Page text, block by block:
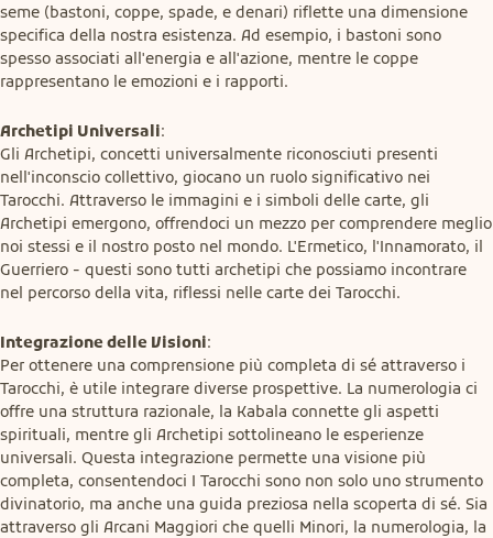
seme (bastoni, coppe, spade, e denari) riflette una dimensione
specifica della nostra esistenza. Ad esempio, i bastoni sono
spesso associati all'energia e all'azione, mentre le coppe
rappresentano le emozioni e i rapporti.
Archetipi Universali:
Gli Archetipi, concetti universalmente riconosciuti presenti
nell'inconscio collettivo, giocano un ruolo significativo nei
Tarocchi. Attraverso le immagini e i simboli delle carte, gli
Archetipi emergono, offrendoci un mezzo per comprendere meglio
noi stessi e il nostro posto nel mondo. L'Ermetico, l'Innamorato, il
Guerriero - questi sono tutti archetipi che possiamo incontrare
nel percorso della vita, riflessi nelle carte dei Tarocchi.
Integrazione delle Visioni:
Per ottenere una comprensione più completa di sé attraverso i
Tarocchi, è utile integrare diverse prospettive. La numerologia ci
offre una struttura razionale, la Kabala connette gli aspetti
spirituali, mentre gli Archetipi sottolineano le esperienze
universali. Questa integrazione permette una visione più
completa, consentendoci I Tarocchi sono non solo uno strumento
divinatorio, ma anche una guida preziosa nella scoperta di sé. Sia
attraverso gli Arcani Maggiori che quelli Minori, la numerologia, la